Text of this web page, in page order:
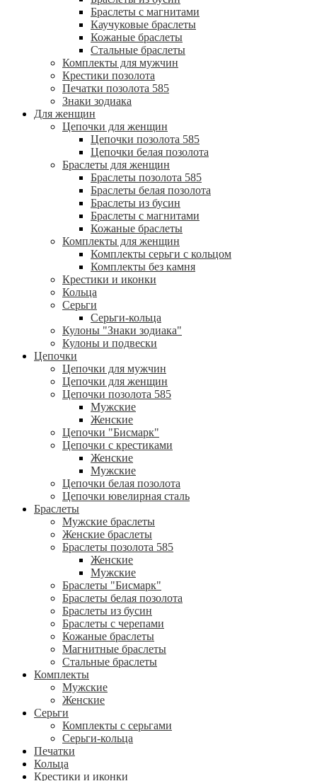
Браслеты с магнитами
Каучуковые браслеты
Кожаные браслеты
Стальные браслеты
Комплекты для мужчин
Крестики позолота
Печатки позолота 585
Знаки зодиака
Для женщин
Цепочки для женщин
Цепочки позолота 585
Цепочки белая позолота
Браслеты для женщин
Браслеты позолота 585
Браслеты белая позолота
Браслеты из бусин
Браслеты с магнитами
Кожаные браслеты
Комплекты для женщин
Комплекты серьги с кольцом
Комплекты без камня
Крестики и иконки
Кольца
Серьги
Серьги-кольца
Кулоны "Знаки зодиака"
Кулоны и подвески
Цепочки
Цепочки для мужчин
Цепочки для женщин
Цепочки позолота 585
Мужские
Женские
Цепочки "Бисмарк"
Цепочки с крестиками
Женские
Мужские
Цепочки белая позолота
Цепочки ювелирная сталь
Браслеты
Мужские браслеты
Женские браслеты
Браслеты позолота 585
Женские
Мужские
Браслеты "Бисмарк"
Браслеты белая позолота
Браслеты из бусин
Браслеты с черепами
Кожаные браслеты
Магнитные браслеты
Стальные браслеты
Комплекты
Мужские
Женские
Серьги
Комплекты с серьгами
Серьги-кольца
Печатки
Кольца
Крестики и иконки